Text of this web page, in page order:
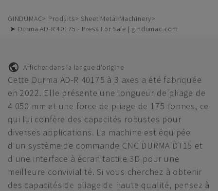
GINDUMAC Produits
Sheet Metal Machinery
➤ Durma AD-R 40175 - Press For Sale | gindumac.com
Afficher dans la langue d'origine
Cette Durma AD-R 40175 à 3 axes a été fabriquée
en 2022. Elle présente une longueur de pliage de
4 050 mm et une force de pliage de 175 tonnes, ce
qui lui confère des capacités robustes pour
diverses applications. La machine est équipée
d'un système de commande CNC DURMA DT15 et
d'une interface à écran tactile 3D pour une
meilleure convivialité. Si vous cherchez à obtenir
des capacités de pliage de haute qualité, pensez à